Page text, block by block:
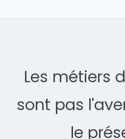
Les métiers
sont pas
le